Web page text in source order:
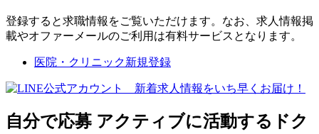
登録すると求職情報をご覧いただけます。なお、求人情報掲
載やオファーメールのご利用は有料サービスとなります。
医院・クリニック新規登録
自分で応募 アクティブに活動するドク